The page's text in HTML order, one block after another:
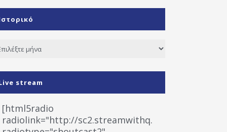
stream
[html5radio
radiolink="http://sc2.streamwithq.com:8028/